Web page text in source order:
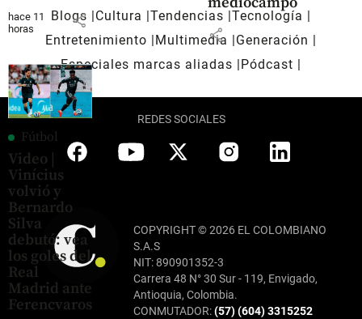
hace 11
horas
share
share
Fútbol
Video |
Vinícius
volvió y
Bernardo
Silva
debutó: vea
los goles del
Real
Madrid ante
Ferencvaros
Blogs
Cultura Tendencias Tecnología
Entretenimiento
Multimedia
Generación
Especiales marcas aliadas
Pódcast
REDES SOCIALES
COPYRIGHT © 2026 EL COLOMBIANO
S.A.S
NIT: 890901352-3
Carrera 48 N° 30 Sur - 119, Envigado,
Antioquia, Colombia.
CONMUTADOR:(57) (604) 3315252